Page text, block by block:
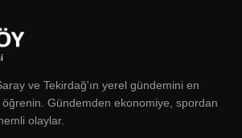
ve Tekirdağ'ın yerel gündemini en
öğrenin. Gündemden ekonomiye, spordan
olaylar.